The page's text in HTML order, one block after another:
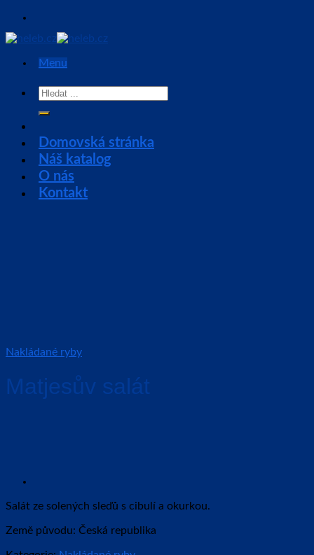
Skip
to
content
Menu
Hledat:
Domovská stránka
Náš katalog
O nás
Kontakt
Nakládané ryby
Matjesův salát
Salát ze solených sleďů s cibulí a okurkou.
Země původu: Česká republika